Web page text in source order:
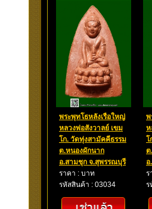
พระพุทโธหลังเรือใหญ่
หลวงพ่อสังวาลย์ เขม
โก. วัดทุ่งสามัคคีธรรม
ต.หนองผักนาก
อ.สามชุก จ.สุพรรณบุรี
ราคา : บาท
รหัสสินค้า : 03034
พ
ห
โ
ต
ร
ร